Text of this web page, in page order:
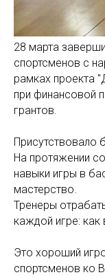
28 марта
спортсменов с
рамках проекта
при финансовой
грантов.
Присутствовало
На протяжении
навыки игры в
мастерство.
Тренеры
каждой игре: как
Это хороший
спортсменов ко